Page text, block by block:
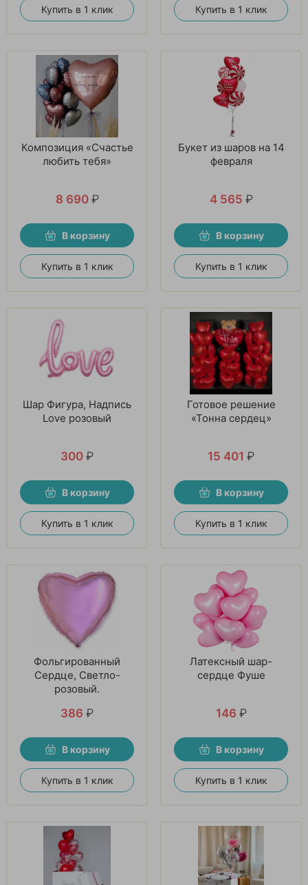
Купить в 1 клик Купить в 1 клик
Композиция «Счастье
любить тебя»
8 690 ₽
В корзину
Купить в 1 клик
Букет из шаров на 14
февраля
4 565 ₽
В корзину
Купить в 1 клик
Шар Фигура, Надпись
Love розовый
300 ₽
В корзину
Купить в 1 клик
Готовое решение
«Тонна сердец»
15 401 ₽
В корзину
Купить в 1 клик
Фольгированный
Сердце, Светло-
розовый.
386 ₽
В корзину
Купить в 1 клик
Латексный шар-
сердце Фуше
146 ₽
В корзину
Купить в 1 клик